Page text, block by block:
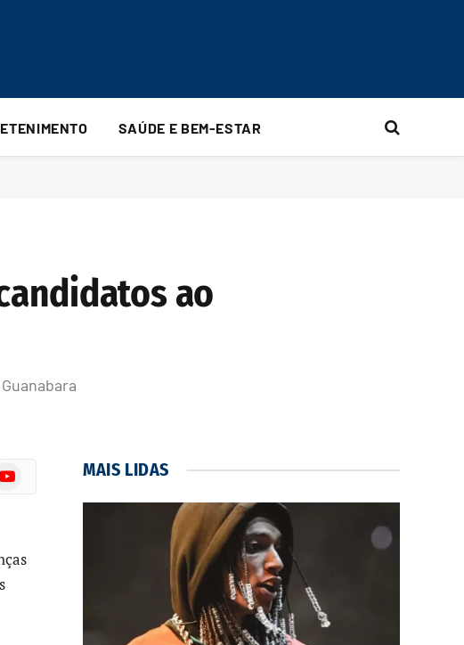
SAÚDE E BEM-ESTAR
ao
YouTube MAIS LIDAS